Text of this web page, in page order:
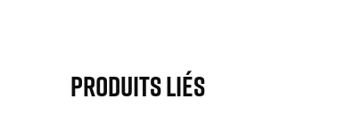
Produits Liés